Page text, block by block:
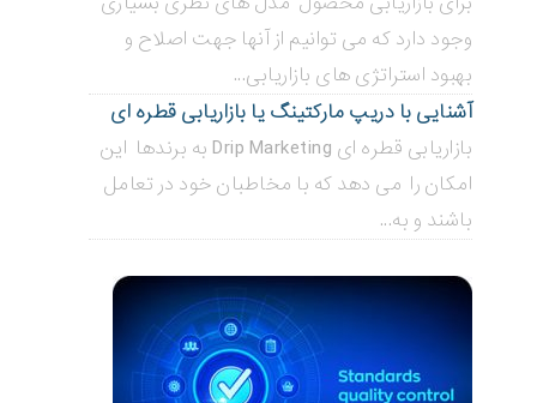
وجود دارد که می توانیم از آنها جهت اصلاح و
بهبود استراتژی های بازاریابی...
آشنایی با دریپ مارکتینگ یا بازاریابی قطره ای
بازاریابی قطره ای Drip Marketing به برندها این
امکان را می دهد که با مخاطبان خود در تعامل
باشند و به...